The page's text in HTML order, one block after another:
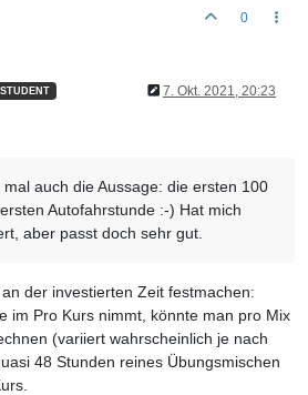
0
7. Okt. 2021, 20:23
auch die Aussage: die ersten 100
Autofahrstunde :-) Hat mich
aber passt doch sehr gut.
der investierten Zeit festmachen:
im Pro Kurs nimmt, könnte man pro Mix
(variiert wahrscheinlich je nach
48 Stunden reines Übungsmischen